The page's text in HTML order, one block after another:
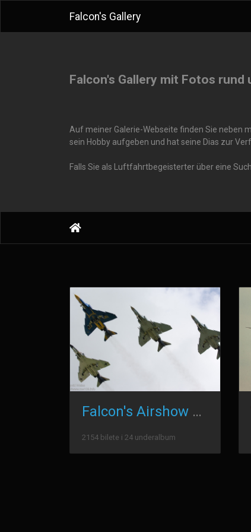
Falcon's Gallery
Falcon's Gallery mit Fotos
Auf meiner Galerie-Webseite finden Sie neben
sein Hobby aufgeben und hat seine Dias zur
Falls Sie als Luftfahrtbegeisterter über eine
Falcon's Airshow Photos
2154 bilete i 24 underalbum